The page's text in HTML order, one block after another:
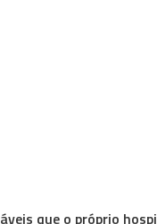
que o próprio